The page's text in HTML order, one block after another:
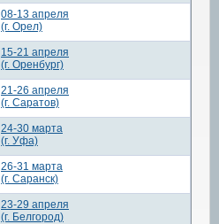
08-13 апреля
(г. Орел)
15-21 апреля
(г. Оренбург)
21-26 апреля
(г. Саратов)
24-30 марта
(г. Уфа)
26-31 марта
(г. Саранск)
23-29 апреля
(г. Белгород)